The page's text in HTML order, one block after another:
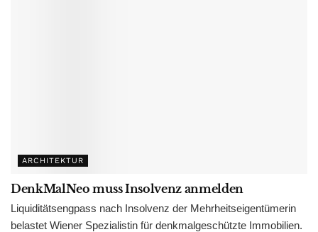
ARCHITEKTUR
DenkMalNeo muss Insolvenz anmelden
Liquiditätsengpass nach Insolvenz der Mehrheitseigentümerin
belastet Wiener Spezialistin für denkmalgeschützte Immobilien.